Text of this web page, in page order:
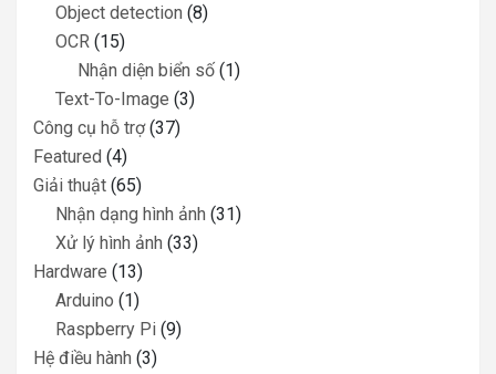
Object detection (8)
OCR (15)
Nhận diện biển số (1)
Text-To-Image (3)
Công cụ hỗ trợ(37)
Featured (4)
Giải thuật (65)
Nhận dạng hình ảnh (31)
Xử lý hình ảnh (33)
Hardware (13)
Arduino (1)
Raspberry Pi (9)
Hệ điều hành (3)